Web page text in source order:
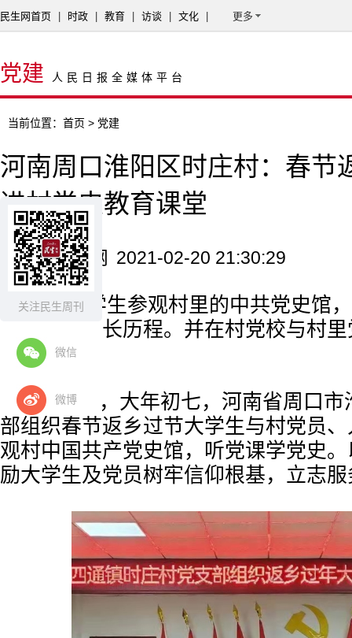
关注民生周刊
微信
微博
民生网首页 时政 教育 访谈 文化 更多
党建 人民日报全媒体平台
当前位置： 首页 > 党建
河南周口淮阳区时庄村：春节
进村党史教育课堂
来源：民生网 2021-02-20 21:30:29
返乡大学生参观村里的中共党史馆
十九大的成长历程。并在村党校与村
党史……
2月18日，大年初七，河南省周口市
部组织春节返乡过节大学生与村党员
观村中国共产党史馆，听党课学党史
励大学生及党员树牢信仰根基，立志